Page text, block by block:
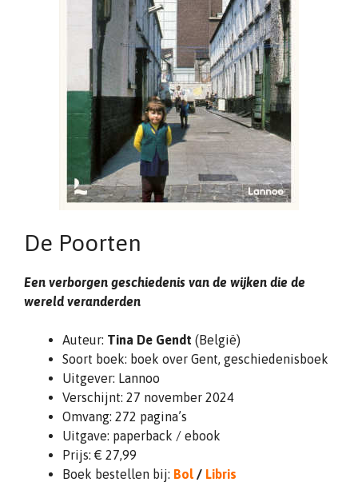
De Poorten
Een verborgen geschiedenis van de wijken die de
wereld veranderden
Auteur: Tina De Gendt (België)
Soort boek: boek over Gent, geschiedenisboek
Uitgever: Lannoo
Verschijnt: 27 november 2024
Omvang: 272 pagina’s
Uitgave: paperback / ebook
Prijs: € 27,99
Boek bestellen bij: Bol / Libris